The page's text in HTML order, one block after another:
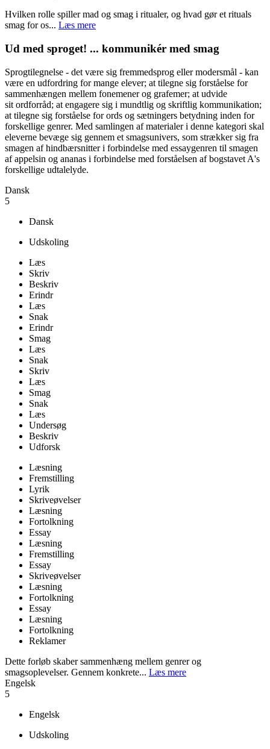
Hvilken rolle spiller mad og smag i ritualer, og hvad gør et rituals
smag for os... Læs mere
Ud med sproget! ... kommunikér med smag
Sprogtilegnelse - det være sig fremmedsprog eller modersmål - kan
være en udfordring for mange elever; at tilegne sig forståelse for
sammenhængen mellem fonemener og grafemer; at udvide
sit ordforråd; at engagere sig i mundtlig og skriftlig kommunikation;
at tilegne sig forståelse for ords og sætningers betydning inden for
forskellige genrer. Med samlingen af materialer i denne kategori skal
eleverne bevæge sig gennem et smagsunivers, som strækker sig fra
smagen af hindbærsnitter i forbindelse med essaygenren til smagen
af appelsin og ananas i forbindelse med forståelsen af bogstavet A's
forskellige udtalelyde.
Dansk
5
Dansk
Udskoling
Læs
Skriv
Beskriv
Erindr
Læs
Snak
Erindr
Smag
Læs
Snak
Skriv
Læs
Smag
Snak
Læs
Undersøg
Beskriv
Udforsk
Læsning
Fremstilling
Lyrik
Skriveøvelser
Læsning
Fortolkning
Essay
Læsning
Fremstilling
Essay
Skriveøvelser
Læsning
Fortolkning
Essay
Læsning
Fortolkning
Reklamer
Dette forløb skaber sammenhæng mellem genrer og
smagsoplevelser. Gennem konkrete... Læs mere
Engelsk
5
Engelsk
Udskoling